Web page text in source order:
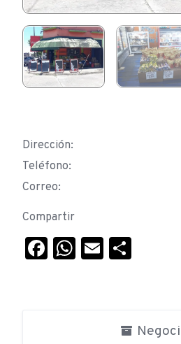
Dirección:
Teléfono:
Correo:
Compartir
Facebook
WhatsApp
Email